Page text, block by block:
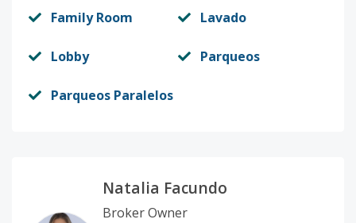
Family Room Lavado
Lobby Parqueos
Parqueos Paralelos
Natalia Facundo
Broker Owner